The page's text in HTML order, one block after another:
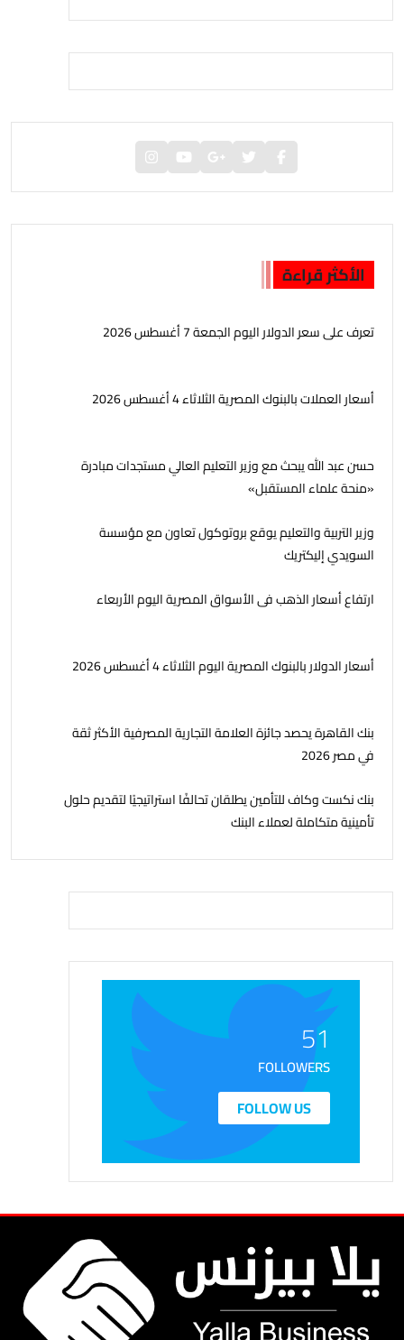
الأكثر قراءة
تعرف على سعر الدولار اليوم الجمعة 7 أغسطس 2026
أسعار العملات بالبنوك المصرية الثلاثاء 4 أغسطس 2026
حسن عبد الله يبحث مع وزير التعليم العالي مستجدات مبادرة
«منحة علماء المستقبل»
وزير التربية والتعليم يوقع بروتوكول تعاون مع مؤسسة
السويدي إليكتريك
ارتفاع أسعار الذهب فى الأسواق المصرية اليوم الأربعاء
أسعار الدولار بالبنوك المصرية اليوم الثلاثاء 4 أغسطس 2026
بنك القاهرة يحصد جائزة العلامة التجارية المصرفية الأكثر ثقة
في مصر 2026
بنك نكست وكاف للتأمين يطلقان تحالفًا استراتيجيًا لتقديم حلول
تأمينية متكاملة لعملاء البنك
51
FOLLOWERS
FOLLOW US